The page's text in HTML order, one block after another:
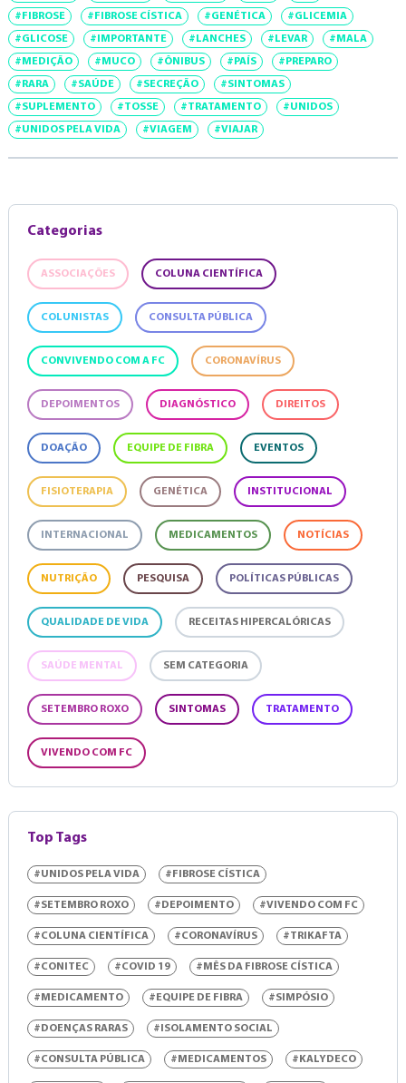
#FIBROSE #FIBROSE CÍSTICA #GENÉTICA #GLICEMIA
#GLICOSE #IMPORTANTE #LANCHES #LEVAR #MALA
#MEDIÇÃO #MUCO #ÔNIBUS #PAÍS #PREPARO
#RARA #SAÚDE #SECREÇÃO #SINTOMAS
#SUPLEMENTO #TOSSE #TRATAMENTO #UNIDOS
#UNIDOS PELA VIDA #VIAGEM #VIAJAR
Categorias
ASSOCIAÇÕES COLUNA CIENTÍFICA
COLUNISTAS CONSULTA PÚBLICA
CONVIVENDO COM A FC CORONAVÍRUS
DEPOIMENTOS DIAGNÓSTICO DIREITOS
DOAÇÃO EQUIPE DE FIBRA EVENTOS
FISIOTERAPIA GENÉTICA INSTITUCIONAL
INTERNACIONAL MEDICAMENTOS NOTÍCIAS
NUTRIÇÃO PESQUISA POLÍTICAS PÚBLICAS
QUALIDADE DE VIDA RECEITAS HIPERCALÓRICAS
SAÚDE MENTAL SEM CATEGORIA
SETEMBRO ROXO SINTOMAS TRATAMENTO
VIVENDO COM FC
Top Tags
#UNIDOS PELA VIDA #FIBROSE CÍSTICA
#SETEMBRO ROXO #DEPOIMENTO #VIVENDO COM FC
#COLUNA CIENTÍFICA #CORONAVÍRUS #TRIKAFTA
#CONITEC #COVID 19 #MÊS DA FIBROSE CÍSTICA
#MEDICAMENTO #EQUIPE DE FIBRA #SIMPÓSIO
#DOENÇAS RARAS #ISOLAMENTO SOCIAL
#CONSULTA PÚBLICA #MEDICAMENTOS #KALYDECO